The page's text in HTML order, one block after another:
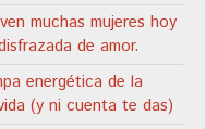
muchas mujeres hoy
de amor.
energética de la
(y ni cuenta te das)